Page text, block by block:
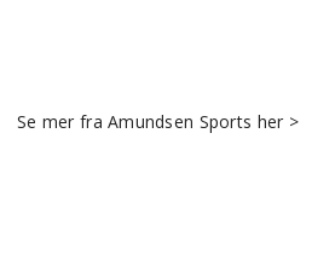
Se mer fra Amundsen Sports her >